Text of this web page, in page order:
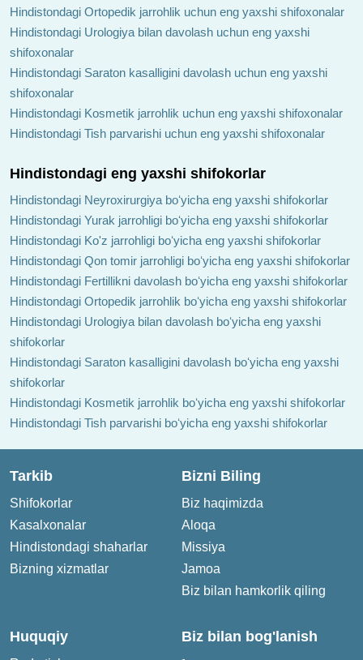
Hindistondagi Ortopedik jarrohlik uchun eng yaxshi shifoxonalar
Hindistondagi Urologiya bilan davolash uchun eng yaxshi
shifoxonalar
Hindistondagi Saraton kasalligini davolash uchun eng yaxshi
shifoxonalar
Hindistondagi Kosmetik jarrohlik uchun eng yaxshi shifoxonalar
Hindistondagi Tish parvarishi uchun eng yaxshi shifoxonalar
Hindistondagi eng yaxshi shifokorlar
Hindistondagi Neyroxirurgiya boʻyicha eng yaxshi shifokorlar
Hindistondagi Yurak jarrohligi boʻyicha eng yaxshi shifokorlar
Hindistondagi Ko'z jarrohligi boʻyicha eng yaxshi shifokorlar
Hindistondagi Qon tomir jarrohligi boʻyicha eng yaxshi shifokorlar
Hindistondagi Fertillikni davolash boʻyicha eng yaxshi shifokorlar
Hindistondagi Ortopedik jarrohlik boʻyicha eng yaxshi shifokorlar
Hindistondagi Urologiya bilan davolash boʻyicha eng yaxshi
shifokorlar
Hindistondagi Saraton kasalligini davolash boʻyicha eng yaxshi
shifokorlar
Hindistondagi Kosmetik jarrohlik boʻyicha eng yaxshi shifokorlar
Hindistondagi Tish parvarishi boʻyicha eng yaxshi shifokorlar
Tarkib
Shifokorlar
Kasalxonalar
Hindistondagi shaharlar
Bizning xizmatlar
Bizni Biling
Biz haqimizda
Aloqa
Missiya
Jamoa
Biz bilan hamkorlik qiling
Huquqiy Biz bilan bog'lanish